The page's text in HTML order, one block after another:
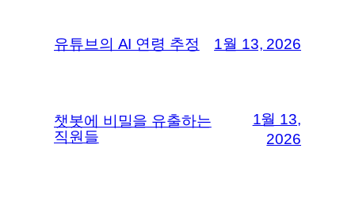
유튜브의 AI 연령 추정 1월 13, 2026
챗봇에 비밀을 유출하는
직원들
1월 13,
2026